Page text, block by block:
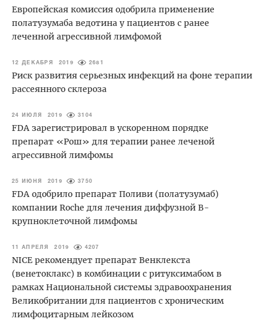
Европейская комиссия одобрила применение
полатузумаба ведотина у пациентов с ранее
леченной агрессивной лимфомой
12 ДЕКАБРЯ 2019 2681
Риск развития серьезных инфекций на фоне терапии
рассеянного склероза
24 ИЮЛЯ 2019 3104
FDA зарегистрировал в ускоренном порядке
препарат «Рош» для терапии ранее леченой
агрессивной лимфомы
25 ИЮНЯ 2019 3750
FDA одобрило препарат Поливи (полатузумаб)
компании Roche для лечения диффузной B-
крупноклеточной лимфомы
11 АПРЕЛЯ 2019 4207
NICE рекомендует препарат Венклекста
(венетоклакс) в комбинации с ритуксимабом в
рамках Национальной системы здравоохранения
Великобритании для пациентов с хроническим
лимфоцитарным лейкозом